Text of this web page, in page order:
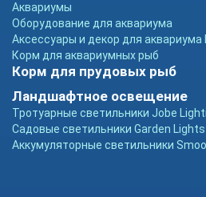
Аквариумы
Оборудование для аквариума
Аксессуары и декор для аквариума
Корм для аквариумных рыб
Корм для прудовых рыб
Ландшафтное освещение
Тротуарные светильники Jobe
Садовые светильники Garden Lights
Аккумуляторные светильники